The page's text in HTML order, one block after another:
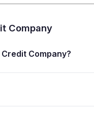
Company
Company?